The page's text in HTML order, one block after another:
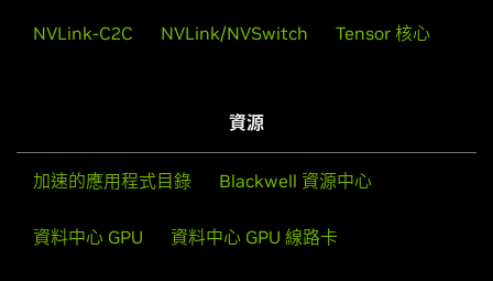
NVLink-C2C NVLink/NVSwitch Tensor 核心
資源
加速的應用程式目錄 Blackwell 資源中心
資料中心 GPU 資料中心 GPU 線路卡